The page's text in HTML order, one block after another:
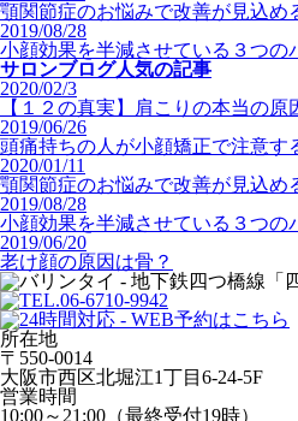
顎関節症のお悩みで改善が見込め
2019/08/28
小顔効果を半減させている３つの
サロンブログ人気の記事
2020/02/3
【１２の真実】肩こりの本当の原
2019/06/26
頭痛持ちの人が小顔矯正で注意す
2020/01/11
顎関節症のお悩みで改善が見込め
2019/08/28
小顔効果を半減させている３つの
2019/06/20
老け顔の原因は骨？
所在地
〒550-0014
大阪市西区北堀江1丁目6-24-5F
営業時間
10:00～21:00（最終受付19時）